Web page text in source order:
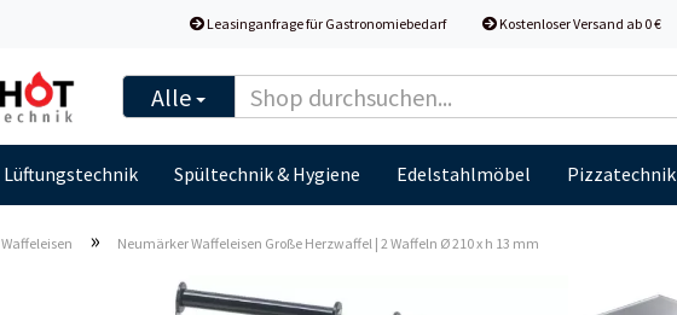
Leasinganfrage für Gastronomiebedarf Kostenloser Versand ab 0 €
Alle
Lüftungstechnik Spültechnik & Hygiene Edelstahlmöbel Pizzatechnik
Waffeleisen » Neumärker Waffeleisen Große Herzwaffel | 2 Waffeln Ø 210 x h 13 mm